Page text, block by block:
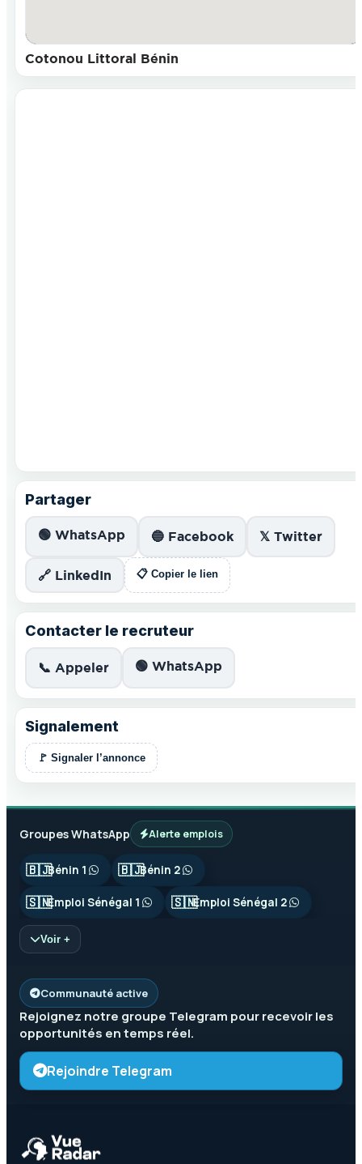
Cotonou Littoral Bénin
Partager
🟢 WhatsApp 🔵 Facebook 𝕏 Twitter
🔗 LinkedIn 📋 Copier le lien
Contacter le recruteur
📞 Appeler 🟢 WhatsApp
Signalement
🚩 Signaler l’annonce
Groupes WhatsApp Alerte emplois
🇧🇯Bénin 1 🇧🇯Bénin 2
🇸🇳Emploi Sénégal 1 🇸🇳Emploi Sénégal 2
Voir +
Communauté active
Rejoignez notre groupe Telegram pour recevoir les
opportunités en temps réel.
Rejoindre Telegram